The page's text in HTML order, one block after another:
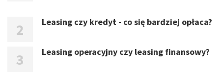
Leasing czy kredyt - co się bardziej opłaca?
Leasing operacyjny czy leasing finansowy?